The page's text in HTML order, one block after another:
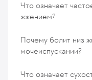
20
Что означает
жжением?
Почему болит низ
мочеиспускании?
Что означает